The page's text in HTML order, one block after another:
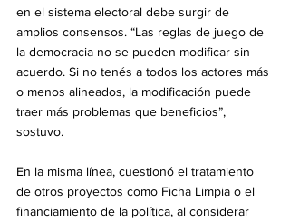
en el sistema electoral debe surgir de
amplios consensos. “Las reglas de juego de
la democracia no se pueden modificar sin
acuerdo. Si no tenés a todos los actores más
o menos alineados, la modificación puede
traer más problemas que beneficios”,
sostuvo.
En la misma línea, cuestionó el tratamiento
de otros proyectos como Ficha Limpia o el
financiamiento de la política, al considerar